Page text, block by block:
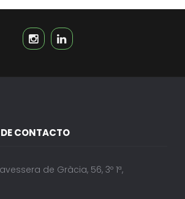
CONTACTO
de Gràcia, 56, 3º 1ª,